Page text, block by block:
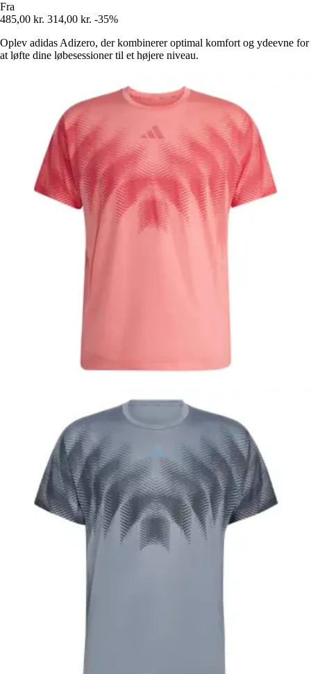
Fra
485,00 kr. 314,00 kr. -35%
Oplev adidas Adizero, der kombinerer optimal komfort og ydeevne for
at løfte dine løbesessioner til et højere niveau.